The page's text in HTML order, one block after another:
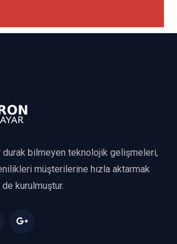
durak bilmeyen teknolojik gelişmeleri,
müşterilerine hızla aktarmak
kurulmuştur.